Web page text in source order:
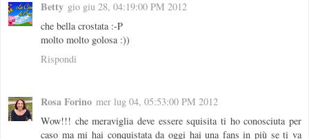
Betty gio giu 28, 04:19:00 PM 2012
che bella crostata :-P
molto molto golosa :))
Rispondi
Rosa Forino mer lug 04, 05:53:00 PM 2012
Wow!!! che meraviglia deve essere squisita ti ho conosciuta per
caso ma mi hai conquistata da oggi hai una fans in più se ti va